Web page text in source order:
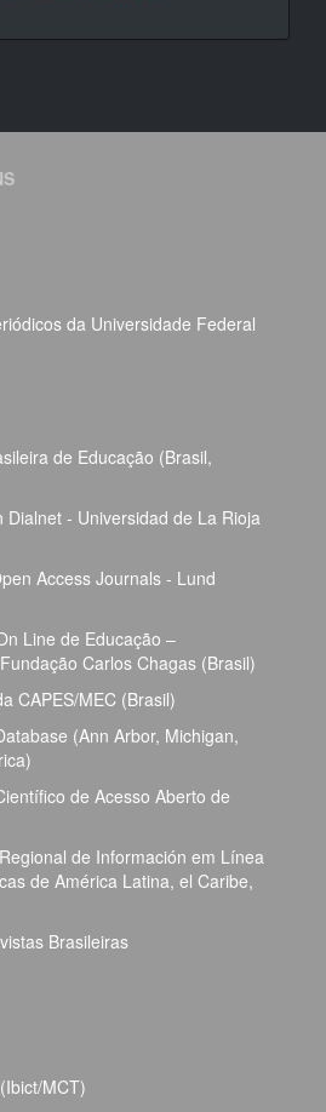
da Universidade Federal
de Educação (Brasil,
Dialnet - Universidad de La Rioja
Access Journals - Lund
Line de Educação –
Carlos Chagas (Brasil)
CAPES/MEC (Brasil)
(Ann Arbor, Michigan,
de Acesso Aberto de
de Información em Línea
de América Latina, el Caribe,
Brasileiras
MCT)